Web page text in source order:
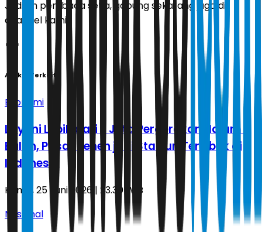
Jadilah pembaca setia, gabung sekarang juga di
channel kami!
Artikel Terkait
Ekonomi
Layani Lebih dari 3 Juta Pergerakan dalam 5
Bulan, Pasar Senen jadi Stasiun Tersibuk di
Indonesia
Kamis, 25 Juni 2026 | 23.30 WIB
Nasional